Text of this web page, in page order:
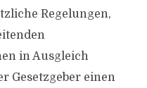
Regelungen,
in Ausgleich
Gesetzgeber einen